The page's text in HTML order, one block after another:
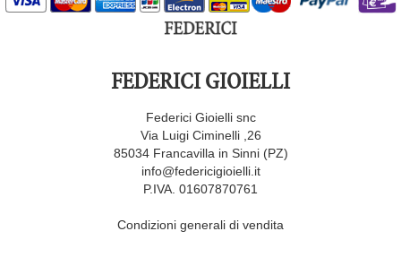
FEDERICI GIOIELLI
Federici Gioielli snc
Via Luigi Ciminelli ,26
85034 Francavilla in Sinni (PZ)
info@federicigioielli.it
P.IVA. 01607870761
Condizioni generali di vendita